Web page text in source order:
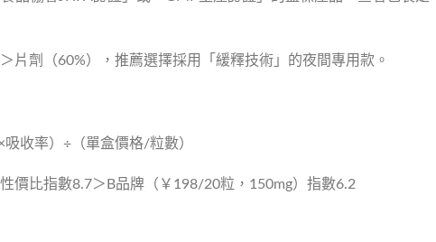
片劑（60%），推薦選擇採用「緩釋技術」的夜間專用款。
收率）÷（單盒價格/粒數）
價比指數8.7＞B品牌（￥198/20粒，150mg）指數6.2